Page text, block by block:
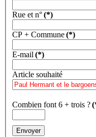
Rue et n°(*)
CP + Commune(*)
E-mail(*)
Article souhaité
Combien font 6 + trois ?